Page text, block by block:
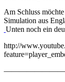
Am Schluss
Simulation aus
Unten noch ein
http://